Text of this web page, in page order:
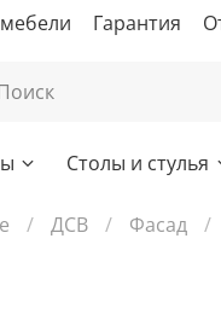
Гарантия
Столы и стулья
ДСВ Фасад